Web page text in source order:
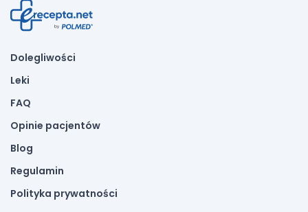
Dolegliwości
Leki
FAQ
Opinie pacjentów
Blog
Regulamin
Polityka prywatności